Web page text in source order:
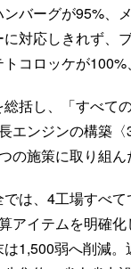
バーグが95%、
対応しきれず、
コロッケが
括し、「すべて
エンジンの構築
施策に取り組ん
は、4工場すべ
アイテムを明確
1,500弱へ削減